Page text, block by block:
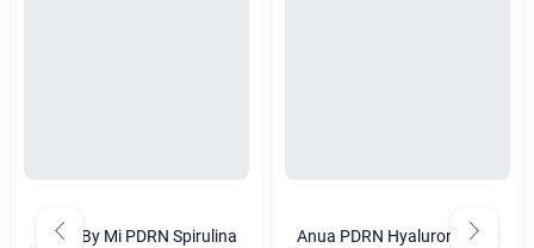
Some By Mi PDRN Spirulina
Anua PDRN Hyaluronic 100